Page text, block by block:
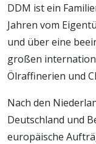
DDM ist ein
Jahren vom
und über eine
großen
Ölraffinerien und
Nach den
Deutschland und
europäische